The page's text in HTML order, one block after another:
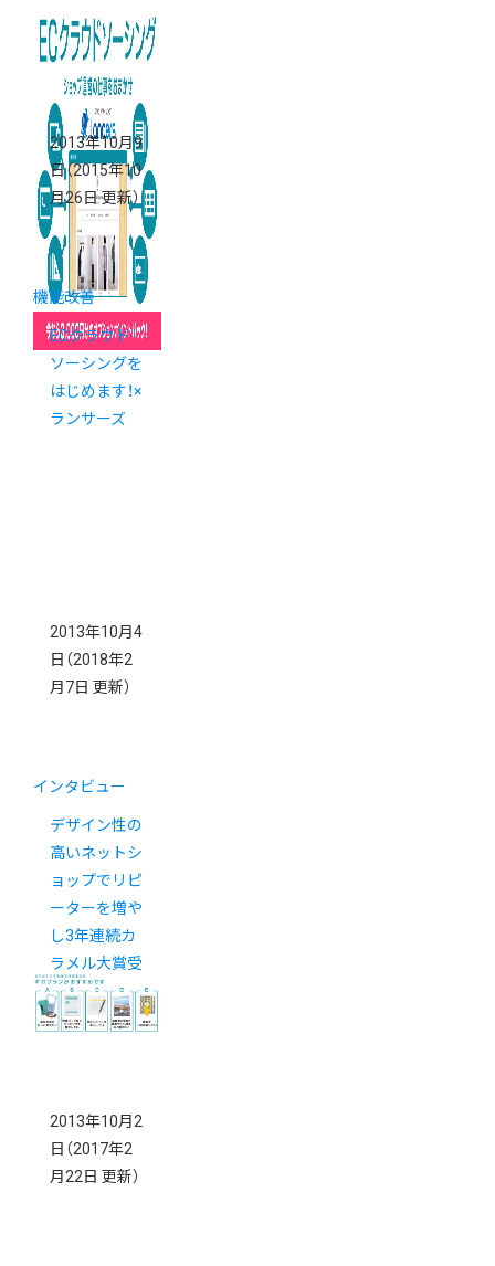
2013年10月9
日（2015年10
月26日 更新）
機能改善
ECクラウド
ソーシングを
はじめます！×
ランサーズ
2013年10月4
日 （2018年2
月7日 更新）
インタビュー
デザイン性の
高いネットシ
ョップでリピ
ーターを増や
し3年連続カ
ラメル大賞受
賞
2013年10月2
日 （2017年2
月22日 更新）